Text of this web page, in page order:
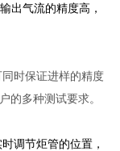
出气流的精度高，
时保证进样的精度
的多种测试要求。
调节炬管的位置，